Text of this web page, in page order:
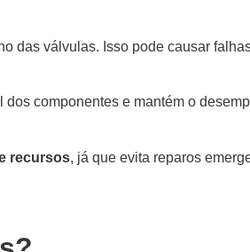
das válvulas. Isso pode causar
componentes e mantém o
recursos, já que evita reparos